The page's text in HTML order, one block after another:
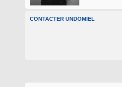
CONTACTER UNDOMIEL